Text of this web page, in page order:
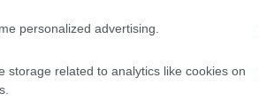
personalized advertising.
storage related to analytics like cookies on